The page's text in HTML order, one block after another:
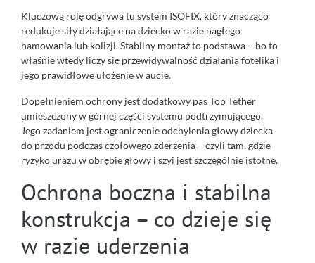
Kluczową rolę odgrywa tu system ISOFIX, który znacząco
redukuje siły działające na dziecko w razie nagłego
hamowania lub kolizji. Stabilny montaż to podstawa – bo to
właśnie wtedy liczy się przewidywalność działania fotelika i
jego prawidłowe ułożenie w aucie.
Dopełnieniem ochrony jest dodatkowy pas Top Tether
umieszczony w górnej części systemu podtrzymującego.
Jego zadaniem jest ograniczenie odchylenia głowy dziecka
do przodu podczas czołowego zderzenia – czyli tam, gdzie
ryzyko urazu w obrębie głowy i szyi jest szczególnie istotne.
Ochrona boczna i stabilna
konstrukcja – co dzieje się
w razie uderzenia